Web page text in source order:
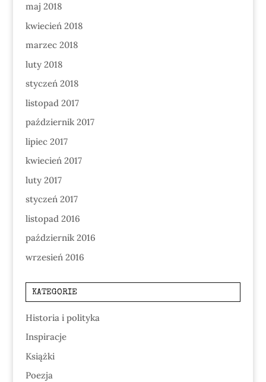
maj 2018
kwiecień 2018
marzec 2018
luty 2018
styczeń 2018
listopad 2017
październik 2017
lipiec 2017
kwiecień 2017
luty 2017
styczeń 2017
listopad 2016
październik 2016
wrzesień 2016
KATEGORIE
Historia i polityka
Inspiracje
Książki
Poezja